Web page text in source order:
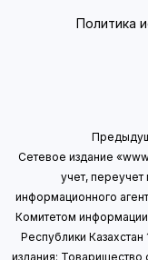
Политика
Сетевое издание
учет, переучет
информационного
Комитетом
Республики Казахстан
издания: Товарищество